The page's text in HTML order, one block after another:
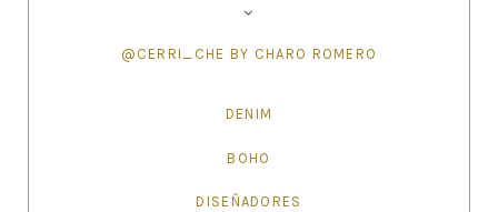
@CERRI_CHE BY CHARO ROMERO
DENIM
BOHO
DISEÑADORES